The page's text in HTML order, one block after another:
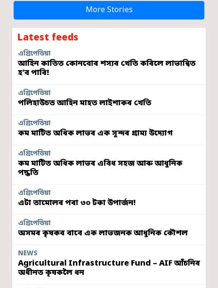
More Stories
Latest feeds
এগ্ৰিপেডিয়া
আহিন কাতিত কোনবোৰ শস্যৰ খেতি কৰিলে লাভান্বিত
হ’ব পাৰি!
এগ্ৰিপেডিয়া
পলিহাউচত আহিন মাহত লাইশাকৰ খেতি
এগ্ৰিপেডিয়া
কম মাটিত অধিক লাভৰ এক সুন্দৰ গ্ৰাম্য উদ্যোগ
এগ্ৰিপেডিয়া
কম মাটিত অধিক লাভৰ এবিধ সহজ আৰু আধুনিক
পদ্ধতি
এগ্ৰিপেডিয়া
এটা তামোলৰ পৰা ৩০ টকা উপাৰ্জন!
এগ্ৰিপেডিয়া
অসমৰ কৃষকৰ বাবে এক লাভজনক আধুনিক কৌশল
NEWS
Agricultural Infrastructure Fund – AIF আঁচনিৰ
অধীনত কৃষকলৈ ধন